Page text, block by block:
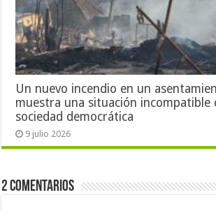
Un nuevo incendio en un
muestra una situación incompatible
sociedad democrática
9 julio 2026
2 Comentarios